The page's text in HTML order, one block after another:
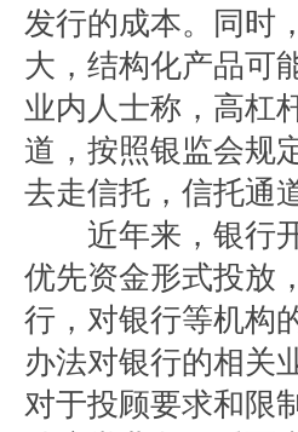
发行的成本。同时
大，结构化产品可
业内人士称，高杠
道，按照银监会规
去走信托，信托通
近年来，银行开
优先资金形式投放
行，对银行等机构
办法对银行的相关
对于投顾要求和限